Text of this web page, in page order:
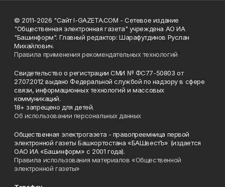
© 2011-2026 "Сайт I-GAZETA.COM - Сетевое издание
"Общественная электронная газета" учреждена АО ИА
"Башинформ". Главный редактор: Шарафутдинов Руслан
Михайлович.
Правила применения рекомендательных технологий
Свидетельство о регистрации СМИ № ФС77-50803 от
27.07.2012 выдано Федеральной службой по надзору в сфере
связи, информационных технологий и массовых
коммуникаций.
18+ запрещено для детей.
Об использовании персональных данных
Общественная электрогазета - правопреемница первой
электронной газеты Башкортостана «БАШвестЪ» (издается
ОАО ИА «Башинформ» с 2001 года).
Правила использования материалов «Общественной
электронной газеты»